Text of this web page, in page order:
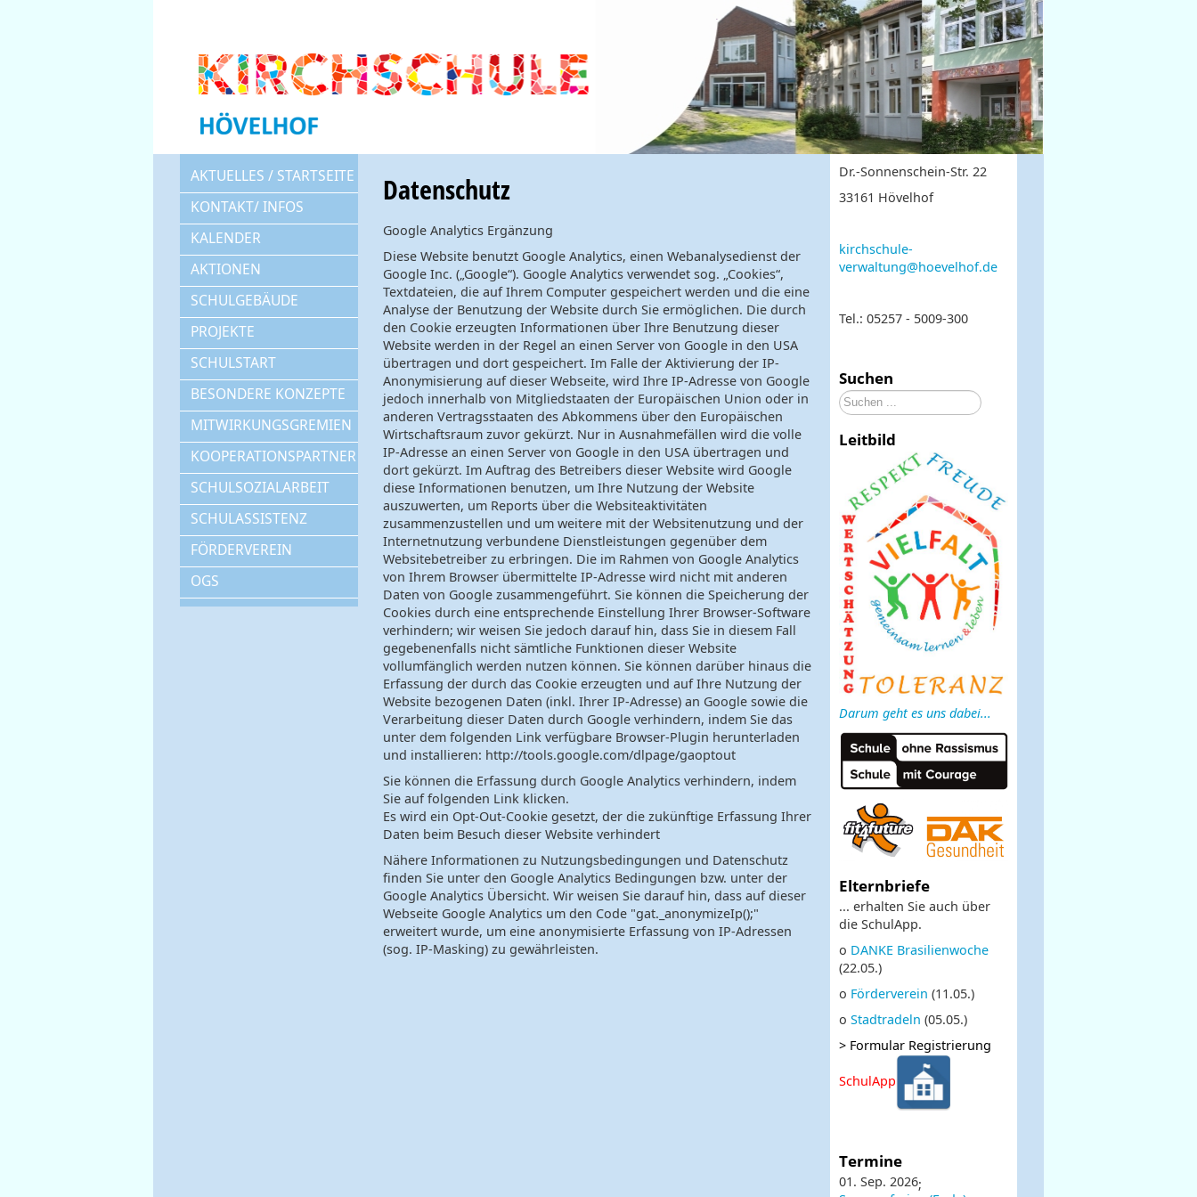
AKTUELLES / STARTSEITE
KONTAKT/ INFOS
KALENDER
AKTIONEN
SCHULGEBÄUDE
PROJEKTE
SCHULSTART
BESONDERE KONZEPTE
MITWIRKUNGSGREMIEN
KOOPERATIONSPARTNER
SCHULSOZIALARBEIT
SCHULASSISTENZ
FÖRDERVEREIN
OGS
Datenschutz
Google Analytics Ergänzung
Diese Website benutzt Google Analytics, einen Webanalysedienst der
Google Inc. („Google“). Google Analytics verwendet sog. „Cookies“,
Textdateien, die auf Ihrem Computer gespeichert werden und die eine
Analyse der Benutzung der Website durch Sie ermöglichen. Die durch
den Cookie erzeugten Informationen über Ihre Benutzung dieser
Website werden in der Regel an einen Server von Google in den USA
übertragen und dort gespeichert. Im Falle der Aktivierung der IP-
Anonymisierung auf dieser Webseite, wird Ihre IP-Adresse von Google
jedoch innerhalb von Mitgliedstaaten der Europäischen Union oder in
anderen Vertragsstaaten des Abkommens über den Europäischen
Wirtschaftsraum zuvor gekürzt. Nur in Ausnahmefällen wird die volle
IP-Adresse an einen Server von Google in den USA übertragen und
dort gekürzt. Im Auftrag des Betreibers dieser Website wird Google
diese Informationen benutzen, um Ihre Nutzung der Website
auszuwerten, um Reports über die Websiteaktivitäten
zusammenzustellen und um weitere mit der Websitenutzung und der
Internetnutzung verbundene Dienstleistungen gegenüber dem
Websitebetreiber zu erbringen. Die im Rahmen von Google Analytics
von Ihrem Browser übermittelte IP-Adresse wird nicht mit anderen
Daten von Google zusammengeführt. Sie können die Speicherung der
Cookies durch eine entsprechende Einstellung Ihrer Browser-Software
verhindern; wir weisen Sie jedoch darauf hin, dass Sie in diesem Fall
gegebenenfalls nicht sämtliche Funktionen dieser Website
vollumfänglich werden nutzen können. Sie können darüber hinaus die
Erfassung der durch das Cookie erzeugten und auf Ihre Nutzung der
Website bezogenen Daten (inkl. Ihrer IP-Adresse) an Google sowie die
Verarbeitung dieser Daten durch Google verhindern, indem Sie das
unter dem folgenden Link verfügbare Browser-Plugin herunterladen
und installieren: http://tools.google.com/dlpage/gaoptout
Sie können die Erfassung durch Google Analytics verhindern, indem
Sie auf folgenden Link klicken.
Es wird ein Opt-Out-Cookie gesetzt, der die zukünftige Erfassung Ihrer
Daten beim Besuch dieser Website verhindert
Nähere Informationen zu Nutzungsbedingungen und Datenschutz
finden Sie unter den Google Analytics Bedingungen bzw. unter der
Google Analytics Übersicht. Wir weisen Sie darauf hin, dass auf dieser
Webseite Google Analytics um den Code "gat._anonymizeIp();"
erweitert wurde, um eine anonymisierte Erfassung von IP-Adressen
(sog. IP-Masking) zu gewährleisten.
Dr.-Sonnenschein-Str. 22
33161 Hövelhof
kirchschule-
verwaltung@hoevelhof.de
Tel.: 05257 - 5009-300
Suchen
Suchen
...
Leitbild
Darum geht es uns dabei...
Elternbriefe
... erhalten Sie auch über
die SchulApp.
o DANKE Brasilienwoche
(22.05.)
o Förderverein (11.05.)
o Stadtradeln (05.05.)
> Formular Registrierung
SchulApp
Termine
01. Sep. 2026;